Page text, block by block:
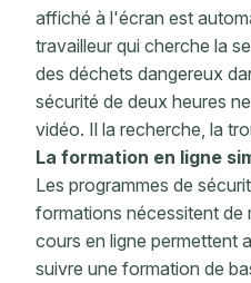
affiché à l'écran est
travailleur qui cherche la
des déchets dangereux
sécurité de deux heures
vidéo. Il la recherche, la
La formation en ligne
Les programmes de
formations nécessitent de
cours en ligne permettent
suivre une formation de